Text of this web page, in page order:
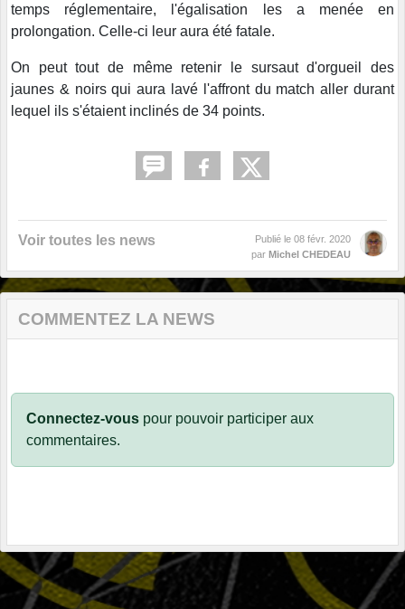
temps réglementaire, l'égalisation les a menée en
prolongation. Celle-ci leur aura été fatale.
On peut tout de même retenir le sursaut d'orgueil des
jaunes & noirs qui aura lavé l'affront du match aller durant
lequel ils s'étaient inclinés de 34 points.
Voir toutes les news Publié le 08 févr. 2020
par Michel CHEDEAU
COMMENTEZ LA NEWS
Connectez-vous pour pouvoir participer aux
commentaires.